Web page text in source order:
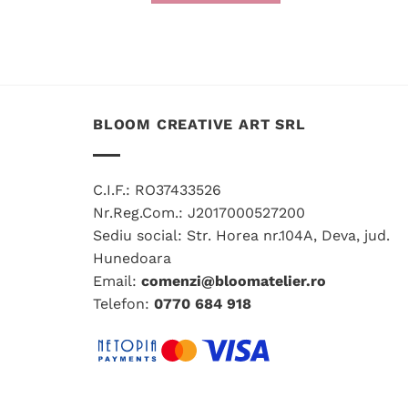
BLOOM CREATIVE ART SRL
C.I.F.: RO37433526
Nr.Reg.Com.: J2017000527200
Sediu social: Str. Horea nr.104A, Deva, jud.
Hunedoara
Email: comenzi@bloomatelier.ro
Telefon: 0770 684 918